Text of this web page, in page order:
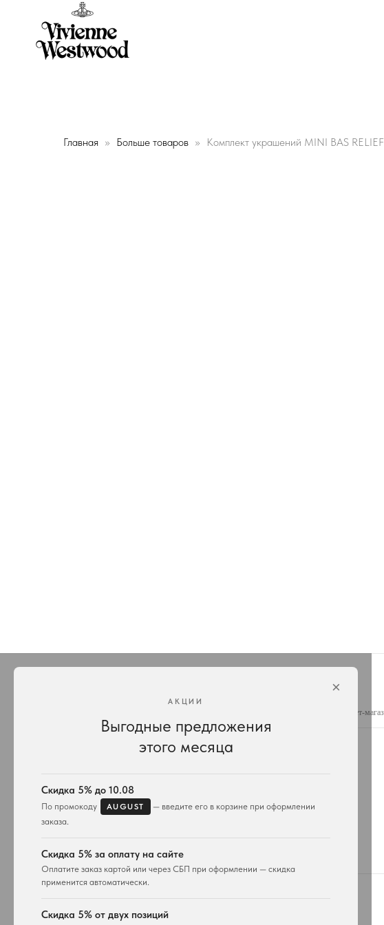
Главная Больше товаров Комплект украшений MINI BAS RELIEF
×
АКЦИИ
Выгодные предложения
этого месяца
Скидка 5% до 10.08
По промокоду AUGUST
— введите его в корзине при оформлении
заказа.
Скидка 5% за оплату на сайте
Оплатите заказ картой или через СБП при оформлении — скидка
применится автоматически.
Скидка 5% от двух позиций
Интернет-
Серьги
Браслеты
Кольца
Сумки
Customers@lm-llc.ru